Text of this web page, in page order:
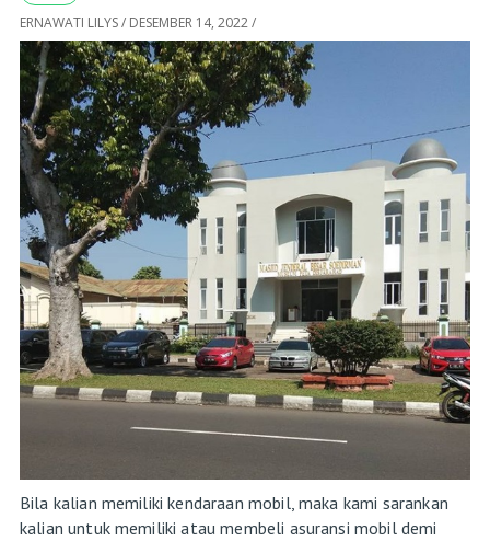
ERNAWATI LILYS/ DESEMBER 14, 2022/
Bila kalian memiliki kendaraan mobil, maka kami sarankan
kalian untuk memiliki atau membeli asuransi mobil demi